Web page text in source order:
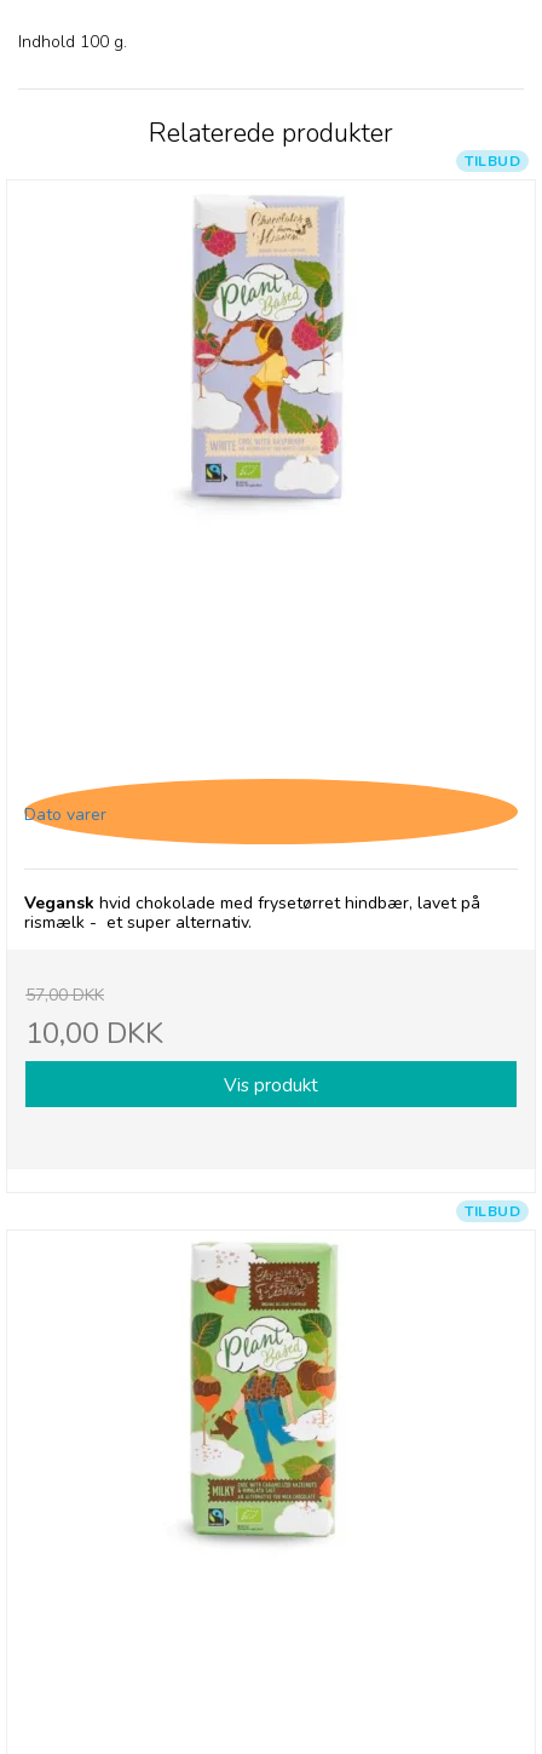
Indhold 100 g.
Relaterede produkter
TILBUD
Dato varer
Vegansk hvid chokolade med frysetørret hindbær, lavet på
rismælk - et super alternativ.
57,00 DKK
10,00 DKK
Vis produkt
TILBUD